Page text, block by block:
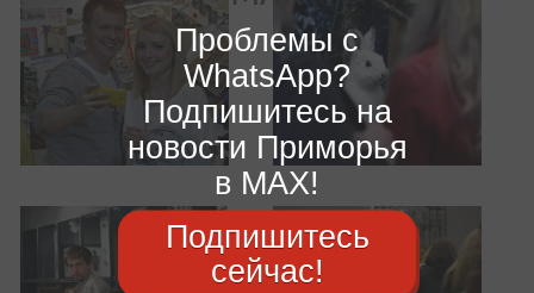
Проблемы с
WhatsApp?
Подпишитесь на
новости Приморья
в MAX!
Подпишитесь
сейчас!